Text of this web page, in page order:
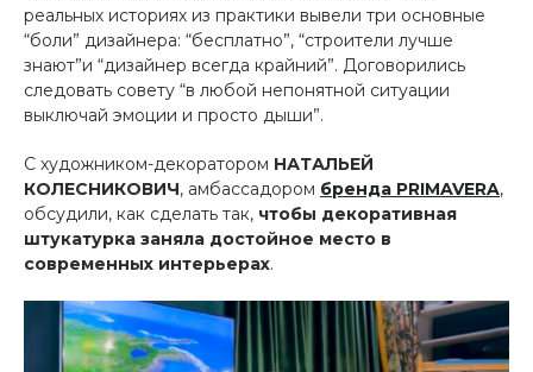
реальных историях из практики вывели три основные
“боли” дизайнера: “бесплатно”, “строители лучше
знают”и “дизайнер всегда крайний”. Договорились
следовать совету “в любой непонятной ситуации
выключай эмоции и просто дыши”.
С художником-декоратором НАТАЛЬЕЙ
КОЛЕСНИКОВИЧ, амбассадором бренда PRIMAVERA,
обсудили, как сделать так, чтобы декоративная
штукатурка заняла достойное место в
современных интерьерах.